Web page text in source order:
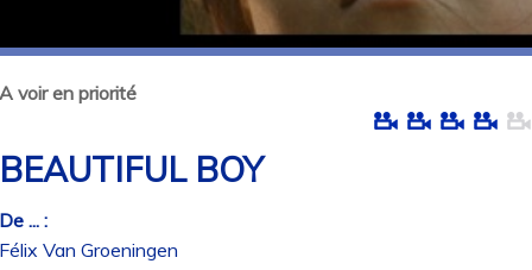
voir en priorité
BOY
... :
Van Groeningen